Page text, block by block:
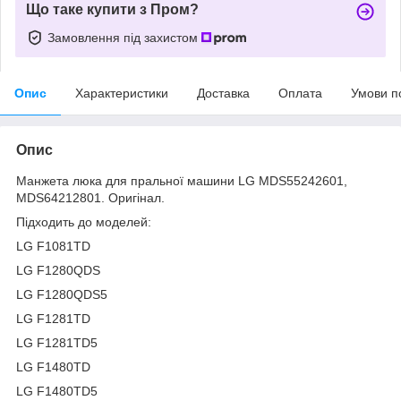
Що таке купити з Пром?
Замовлення під захистом
Опис Характеристики Доставка Оплата Умови
Опис
Манжета люка для пральної машини LG MDS55242601,
MDS64212801. Оригінал.
Підходить до моделей:
LG F1081TD
LG F1280QDS
LG F1280QDS5
LG F1281TD
LG F1281TD5
LG F1480TD
LG F1480TD5